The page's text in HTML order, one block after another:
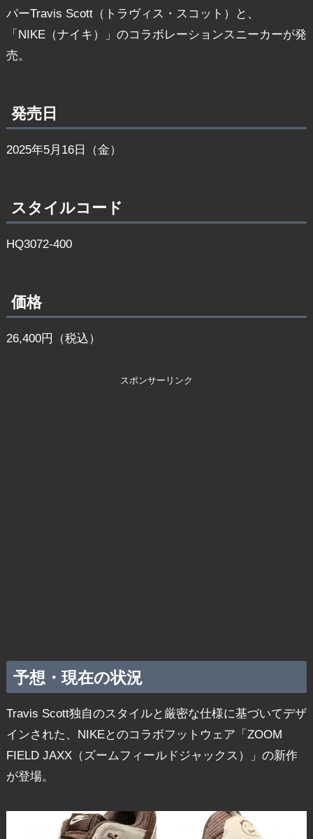
パーTravis Scott（トラヴィス・スコット）と、
「NIKE（ナイキ）」のコラボレーションスニーカーが発
売。
発売日
2025年5月16日（金）
スタイルコード
HQ3072-400
価格
26,400円（税込）
スポンサーリンク
予想・現在の状況
Travis Scott独自のスタイルと厳密な仕様に基づいてデザ
インされた、NIKEとのコラボフットウェア「ZOOM
FIELD JAXX（ズームフィールドジャックス）」の新作
が登場。